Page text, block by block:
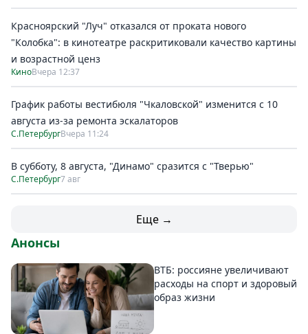
Красноярский "Луч" отказался от проката нового
"Колобка": в кинотеатре раскритиковали качество картины
и возрастной ценз
КиноВчера 12:37
График работы вестибюля "Чкаловской" изменится с 10
августа из-за ремонта эскалаторов
С.ПетербургВчера 11:24
В субботу, 8 августа, "Динамо" сразится с "Тверью"
С.Петербург7 авг
Еще →
Анонсы
ВТБ: россияне увеличивают
расходы на спорт и здоровый
образ жизни